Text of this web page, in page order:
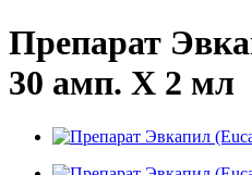
Препарат
30 амп. Х 2 мл